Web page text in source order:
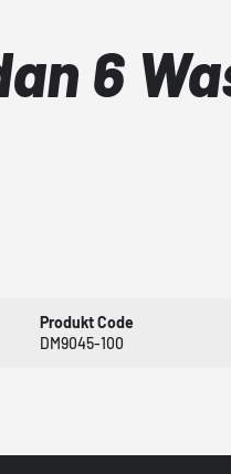
6
Produkt Code
DM9045-100